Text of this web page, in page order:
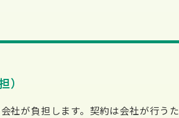
）
社が負担します。契約は会社が行うた